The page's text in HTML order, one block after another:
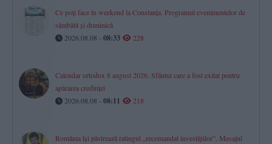
Ce poți face în weekend la Constanța. Programul evenimentelor de
sâmbătă și duminică
2026.08.08 - 08:33 228
Calendar ortodox 8 august 2026. Sfântul care a fost exilat pentru
apărarea credinței
2026.08.08 - 08:11 218
România își păstrează ratingul „recomandat investițiilor”. Mesajul